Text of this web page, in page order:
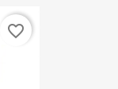
favorite_border